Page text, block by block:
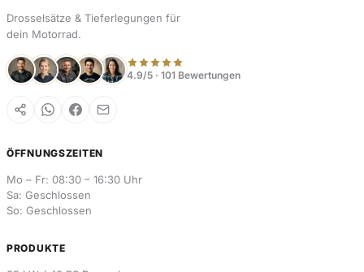
Drosselsätze & Tieferlegungen für
dein Motorrad.
4.9/5 · 101 Bewertungen
ÖFFNUNGSZEITEN
Mo – Fr: 08:30 – 16:30 Uhr
Sa: Geschlossen
So: Geschlossen
PRODUKTE